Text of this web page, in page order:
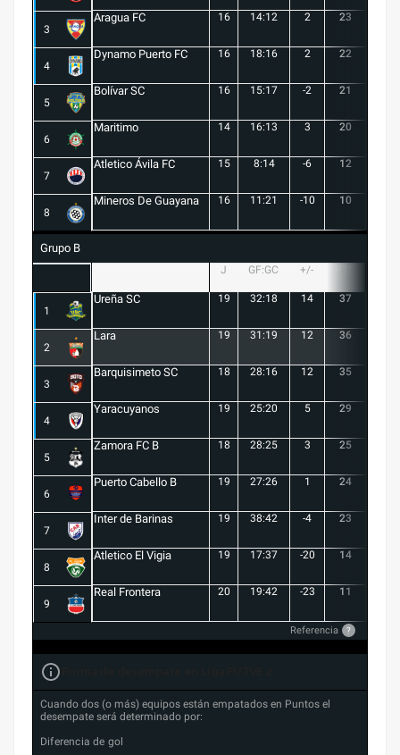
3
Aragua FC 16 14:12 2 23
4
Dynamo Puerto FC 16 18:16 2 22
5
Bolívar SC 16 15:17 -2 21
6
Maritimo 14 16:13 3 20
7
Atletico Ávila FC 15 8:14 -6 12
8
Mineros De Guayana 16 11:21 -10 10
Grupo B
J GF:GC +/-
1
Ureña SC 19 32:18 14 37
2
Lara 19 31:19 12 36
3
Barquisimeto SC 18 28:16 12 35
4
Yaracuyanos 19 25:20 5 29
5
Zamora FC B 18 28:25 3 25
6
Puerto Cabello B 19 27:26 1 24
7
Inter de Barinas 19 38:42 -4 23
8
Atletico El Vigia 19 17:37 -20 14
9
Real Frontera 20 19:42 -23 11
Referencia ?
Cuando dos (o más) equipos están empatados en Puntos el
desempate será determinado por:
Diferencia de gol